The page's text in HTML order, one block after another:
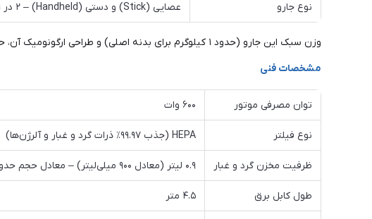
نوع جارو عصایی (Stick) و دستی (Handheld) – ۲ در ۱
وزن سبک این جارو (حدود ۱ کیلوگرم برای بدنه اصلی) و طراحی ارگونومیک آن، حمل و نقل بین اتاق‌ها را آسان کرده و فشار زیادی به کمر کاربر وارد نمی‌کند.
مشخصات فنی
توان مصرفی موتور ۶۰۰ وات
نوع فیلتر HEPA (جذب ۹۹.۹۷٪ ذرات گرد و غبار و آلرژن‌ها)
ظرفیت مخزن گرد و غبار ۰.۹ لیتر (معادل ۹۰۰ میلی‌لیتر) – معادل حجم حدود ۳ لیوان معمولی
طول کابل برق ۴.۵ متر